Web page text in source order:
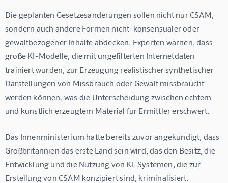
Die geplanten Gesetzesänderungen sollen nicht nur CSAM,
sondern auch andere Formen nicht-konsensualer oder
gewaltbezogener Inhalte abdecken. Experten warnen, dass
große KI-Modelle, die mit ungefilterten Internetdaten
trainiert wurden, zur Erzeugung realistischer synthetischer
Darstellungen von Missbrauch oder Gewalt missbraucht
werden können, was die Unterscheidung zwischen echtem
und künstlich erzeugtem Material für Ermittler erschwert.
Das Innenministerium hatte bereits zuvor angekündigt, dass
Großbritannien das erste Land sein wird, das den Besitz, die
Entwicklung und die Nutzung von KI-Systemen, die zur
Erstellung von CSAM konzipiert sind, kriminalisiert.